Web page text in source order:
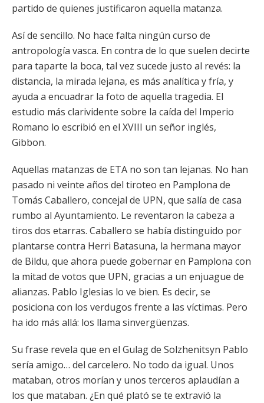
partido de quienes justificaron aquella matanza.
Así de sencillo. No hace falta ningún curso de
antropología vasca. En contra de lo que suelen decirte
para taparte la boca, tal vez sucede justo al revés: la
distancia, la mirada lejana, es más analítica y fría, y
ayuda a encuadrar la foto de aquella tragedia. El
estudio más clarividente sobre la caída del Imperio
Romano lo escribió en el XVIII un señor inglés,
Gibbon.
Aquellas matanzas de ETA no son tan lejanas. No han
pasado ni veinte años del tiroteo en Pamplona de
Tomás Caballero, concejal de UPN, que salía de casa
rumbo al Ayuntamiento. Le reventaron la cabeza a
tiros dos etarras. Caballero se había distinguido por
plantarse contra Herri Batasuna, la hermana mayor
de Bildu, que ahora puede gobernar en Pamplona con
la mitad de votos que UPN, gracias a un enjuague de
alianzas. Pablo Iglesias lo ve bien. Es decir, se
posiciona con los verdugos frente a las víctimas. Pero
ha ido más allá: los llama sinvergüenzas.
Su frase revela que en el Gulag de Solzhenitsyn Pablo
sería amigo… del carcelero. No todo da igual. Unos
mataban, otros morían y unos terceros aplaudían a
los que mataban. ¿En qué plató se te extravió la